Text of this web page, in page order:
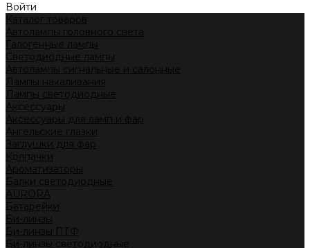
Войти
Каталог товаров
Автолампы головного света
Галогенные лампы
Светодиодные лампы
Автолампы сигнальные и салонные
Лампы накаливания
Лампы светодиодные
Аксессуары
Аксессуары для ламп и фар
Ангельские глазки
Заглушки для фар
Колпачки
Ароматизаторы
Балки светодиодные
AURORA
Батарейки
Би-линзы
Би-линзы ПТФ
Би-линзы светодиодные